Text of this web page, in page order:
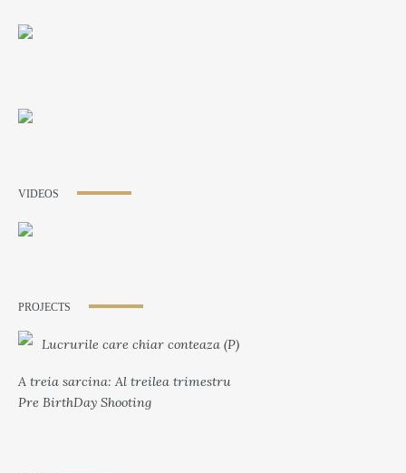
VIDEOS
PROJECTS
Lucrurile care chiar conteaza (P)
A treia sarcina: Al treilea trimestru
Pre BirthDay Shooting